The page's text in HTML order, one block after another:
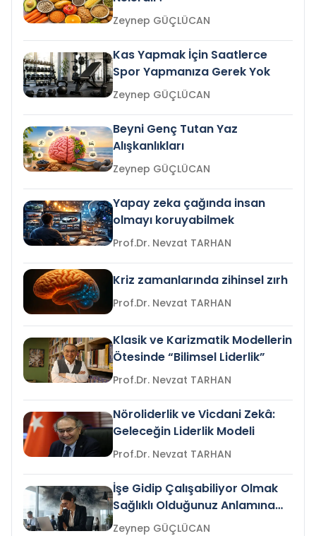
Zeynep GÜÇLÜCAN
Kas Yapmak İçin Saatlerce
Spor Yapmanıza Gerek Yok
Zeynep GÜÇLÜCAN
Beyni Genç Tutan Yaz
Alışkanlıkları
Zeynep GÜÇLÜCAN
Yapay zeka çağında insan
olmayı koruyabilmek
Prof.Dr. Nevzat TARHAN
Kriz zamanlarında zihinsel zırh
Prof.Dr. Nevzat TARHAN
Klasik ve Karizmatik Modellerin
Ötesinde “Bilimsel Liderlik”
Prof.Dr. Nevzat TARHAN
Nöroliderlik ve Vicdani Zekâ:
Geleceğin Liderlik Modeli
Prof.Dr. Nevzat TARHAN
İşe Gidip Çalışabiliyor Olmak
Sağlıklı Olduğunuz Anlamına
Gelir mi?Zeynep GÜÇLÜCAN